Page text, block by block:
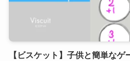
【ビスケット】子供と簡単な